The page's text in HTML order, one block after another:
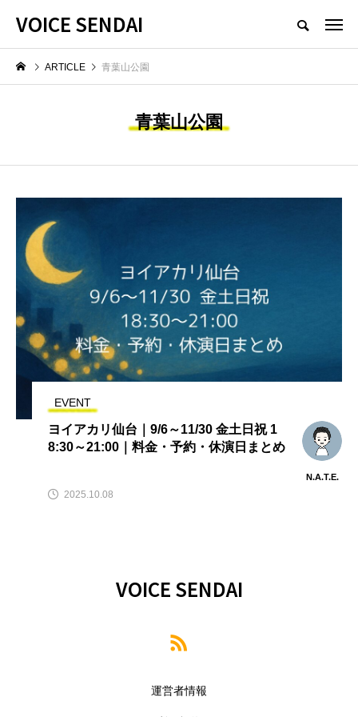
VOICE SENDAI
ARTICLE 青葉山公園
青葉山公園
EVENT
ヨイアカリ仙台｜9/6～11/30 金土日祝 1
8:30～21:00｜料金・予約・休演日まとめ
N.A.T.E.
2025.10.08
VOICE SENDAI
運営者情報